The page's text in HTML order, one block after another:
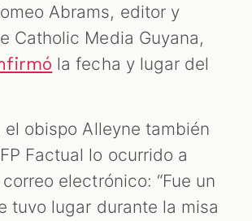
Abrams, editor y
Catholic Media Guyana,
la fecha y lugar del
el obispo Alleyne también
Factual lo ocurrido a
electrónico: “Fue un
tuvo lugar durante la misa